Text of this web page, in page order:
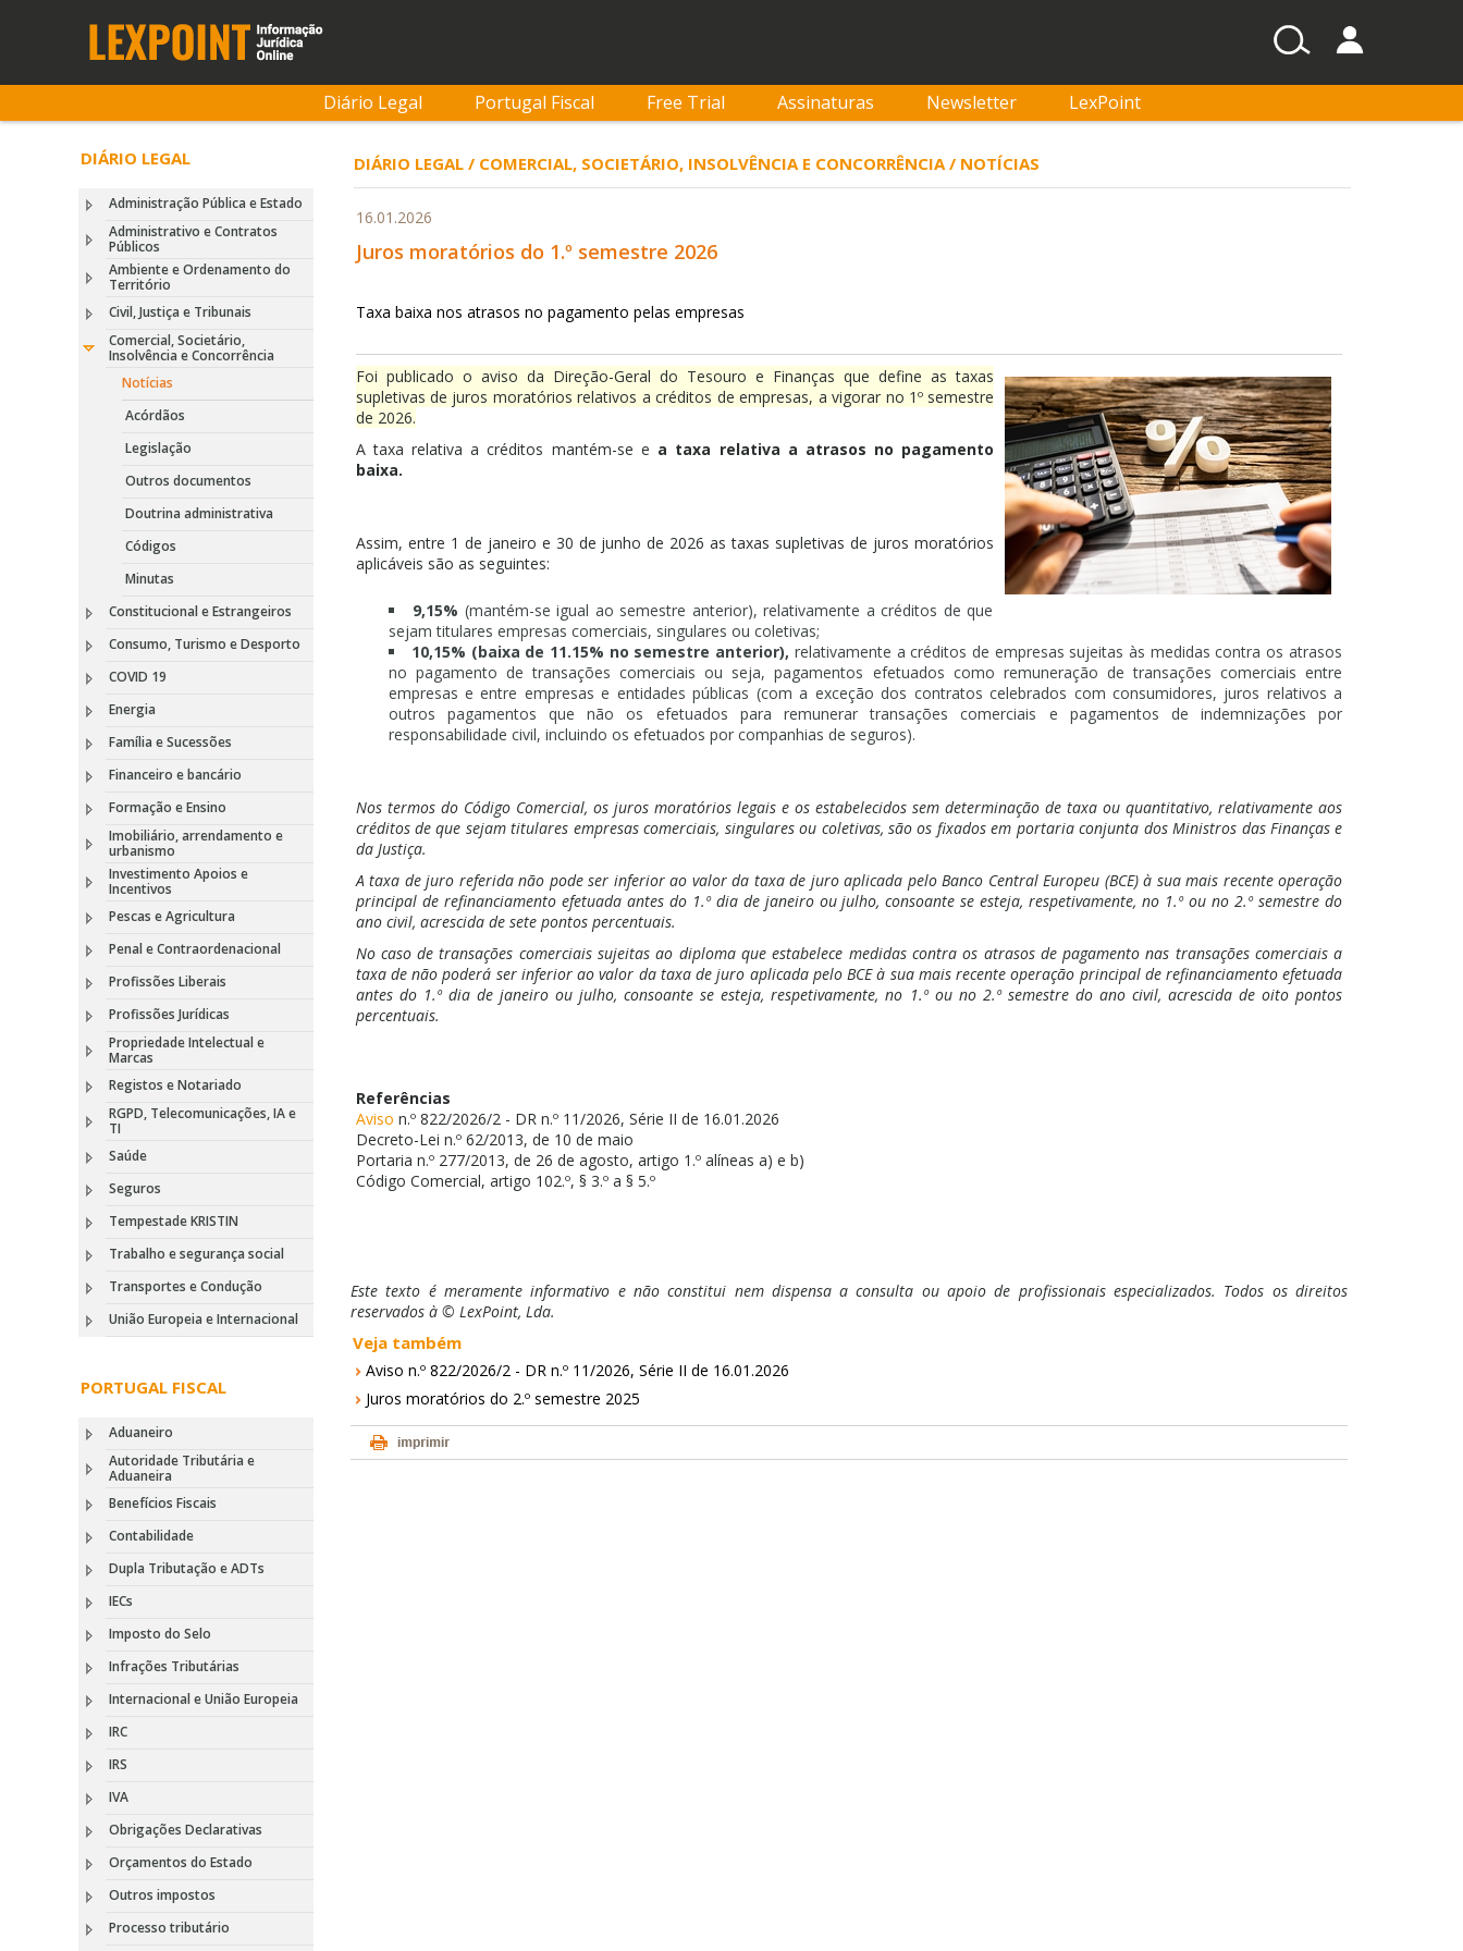
Diário Legal Portugal Fiscal Free Trial Assinaturas Newsletter LexPoint
DIÁRIO LEGAL
Administração Pública e Estado
Administrativo e Contratos
Públicos
Ambiente e Ordenamento do
Território
Civil, Justiça e Tribunais
Comercial, Societário,
Insolvência e Concorrência
Notícias
Acórdãos
Legislação
Outros documentos
Doutrina administrativa
Códigos
Minutas
Constitucional e Estrangeiros
Consumo, Turismo e Desporto
COVID 19
Energia
Família e Sucessões
Financeiro e bancário
Formação e Ensino
Imobiliário, arrendamento e
urbanismo
Investimento Apoios e
Incentivos
Pescas e Agricultura
Penal e Contraordenacional
Profissões Liberais
Profissões Jurídicas
Propriedade Intelectual e
Marcas
Registos e Notariado
RGPD, Telecomunicações, IA e
TI
Saúde
Seguros
Tempestade KRISTIN
Trabalho e segurança social
Transportes e Condução
União Europeia e Internacional
PORTUGAL FISCAL
Aduaneiro
Autoridade Tributária e
Aduaneira
Benefícios Fiscais
Contabilidade
Dupla Tributação e ADTs
IECs
Imposto do Selo
Infrações Tributárias
Internacional e União Europeia
IRC
IRS
IVA
Obrigações Declarativas
Orçamentos do Estado
Outros impostos
Processo tributário
DIÁRIO LEGAL / COMERCIAL, SOCIETÁRIO, INSOLVÊNCIA E CONCORRÊNCIA / NOTÍCIAS
16.01.2026
Juros moratórios do 1.º semestre 2026
Taxa baixa nos atrasos no pagamento pelas empresas
Foi publicado o aviso da Direção-Geral do Tesouro e Finanças que define as taxas
supletivas de juros moratórios relativos a créditos de empresas, a vigorar no 1º semestre
de 2026.
A taxa relativa a créditos mantém-se e a taxa relativa a atrasos no pagamento
baixa.
Assim, entre 1 de janeiro e 30 de junho de 2026 as taxas supletivas de juros moratórios
aplicáveis são as seguintes:
9,15% (mantém-se igual ao semestre anterior), relativamente a créditos de que
sejam titulares empresas comerciais, singulares ou coletivas;
10,15% (baixa de 11.15% no semestre anterior), relativamente a créditos de empresas sujeitas às medidas contra os atrasos
no pagamento de transações comerciais ou seja, pagamentos efetuados como remuneração de transações comerciais entre
empresas e entre empresas e entidades públicas (com a exceção dos contratos celebrados com consumidores, juros relativos a
outros pagamentos que não os efetuados para remunerar transações comerciais e pagamentos de indemnizações por
responsabilidade civil, incluindo os efetuados por companhias de seguros).
Nos termos do Código Comercial, os juros moratórios legais e os estabelecidos sem determinação de taxa ou quantitativo, relativamente aos
créditos de que sejam titulares empresas comerciais, singulares ou coletivas, são os fixados em portaria conjunta dos Ministros das Finanças e
da Justiça.
A taxa de juro referida não pode ser inferior ao valor da taxa de juro aplicada pelo Banco Central Europeu (BCE) à sua mais recente operação
principal de refinanciamento efetuada antes do 1.º dia de janeiro ou julho, consoante se esteja, respetivamente, no 1.º ou no 2.º semestre do
ano civil, acrescida de sete pontos percentuais.
No caso de transações comerciais sujeitas ao diploma que estabelece medidas contra os atrasos de pagamento nas transações comerciais a
taxa de não poderá ser inferior ao valor da taxa de juro aplicada pelo BCE à sua mais recente operação principal de refinanciamento efetuada
antes do 1.º dia de janeiro ou julho, consoante se esteja, respetivamente, no 1.º ou no 2.º semestre do ano civil, acrescida de oito pontos
percentuais.
Referências
Aviso n.º 822/2026/2 - DR n.º 11/2026, Série II de 16.01.2026
Decreto-Lei n.º 62/2013, de 10 de maio
Portaria n.º 277/2013, de 26 de agosto, artigo 1.º alíneas a) e b)
Código Comercial, artigo 102.º, § 3.º a § 5.º
Este texto é meramente informativo e não constitui nem dispensa a consulta ou apoio de profissionais especializados. Todos os direitos
reservados à © LexPoint, Lda.
Veja também
Aviso n.º 822/2026/2 - DR n.º 11/2026, Série II de 16.01.2026
Juros moratórios do 2.º semestre 2025